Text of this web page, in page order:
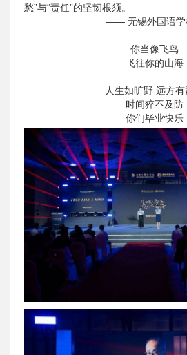
愁”与“责任”的坚韧根须。
—— 无锡外国语学
你当像飞鸟
飞往你的山海
人生如旷野 远方有
时间猝不及防
你们毕业快乐